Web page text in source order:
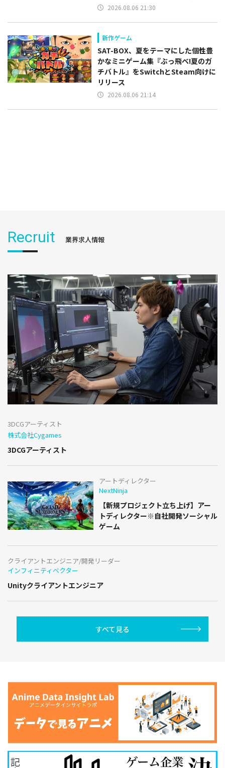
2026.08.06 21:30
新作ゲーム
SAT-BOX、夏をテーマにした個性豊
かなミニゲーム集『ぶっ飛べ!夏のガ
チバトル』をSwitchとSteam向けに
リリース
2026.08.06 21:14
Recruit 業界求人情報
3DCGアーティスト
株式会社Cygames
3DCGアーティスト
アートディレクター
NextNinja
【新規プロジェクト立ち上げ】アー
トディレクター※自社開発ソーシャル
ゲーム
クライアントエンジニア/開発リーダー
インフィニティベクター
Unityクライアントエンジニア
すべて見る